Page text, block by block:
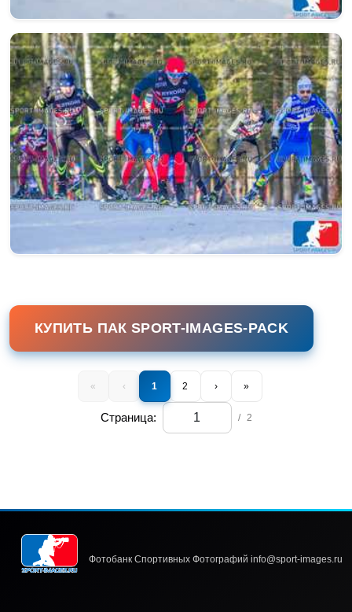
КУПИТЬ ПАК SPORT-IMAGES-PACK
« ‹ 1 2 › »
Страница: / 2
Фотобанк Спортивных Фотографий info@sport-images.ru